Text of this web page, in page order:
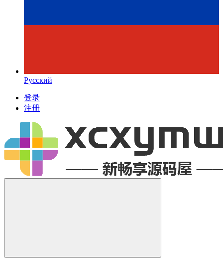
Русский
登录
注册